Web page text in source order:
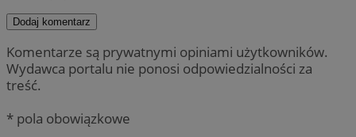
Dodaj komentarz
Komentarze są prywatnymi opiniami użytkowników.
Wydawca portalu nie ponosi odpowiedzialności za
treść.
* pola obowiązkowe